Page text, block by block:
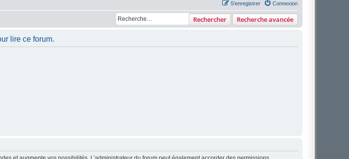
Connexion
S’enregistrer
Rechercher Recherche avancée
lire ce forum.